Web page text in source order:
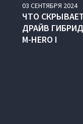
03 СЕНТЯБРЯ 2024
ЧТО
ДРАЙВ
M‑HERO I